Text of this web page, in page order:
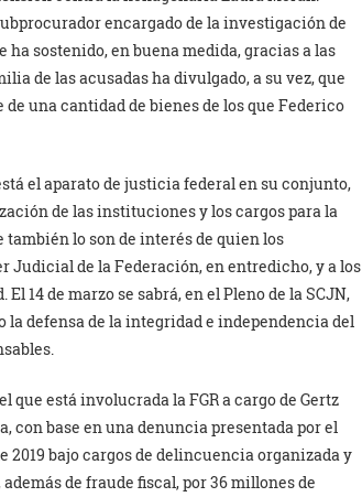
encargado de la investigación de
sostenido, en buena medida, gracias a las
de las acusadas ha divulgado, a su vez, que
una cantidad de bienes de los que Federico
el aparato de justicia federal en su conjunto,
de las instituciones y los cargos para la
lo son de interés de quien los
Judicial de la Federación, en entredicho, y a los
14 de marzo se sabrá, en el Pleno de la SCJN,
la defensa de la integridad e independencia del
que está involucrada la FGR a cargo de Gertz
con base en una denuncia presentada por el
2019 bajo cargos de delincuencia organizada y
de fraude fiscal, por 36 millones de